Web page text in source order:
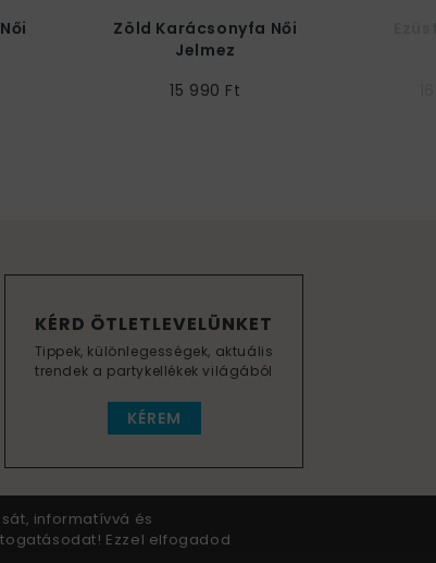
Zöld Karácsonyfa Női
Jelmez
15 990 Ft
KÉRD ÖTLETLEVELÜNKET
Tippek, különlegességek, aktuális
trendek a partykellékek világából
KÉREM
informatívvá és
Ezzel elfogadod